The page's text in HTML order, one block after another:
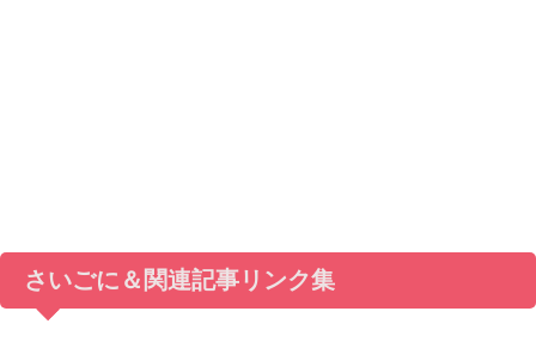
さいごに＆関連記事リンク集